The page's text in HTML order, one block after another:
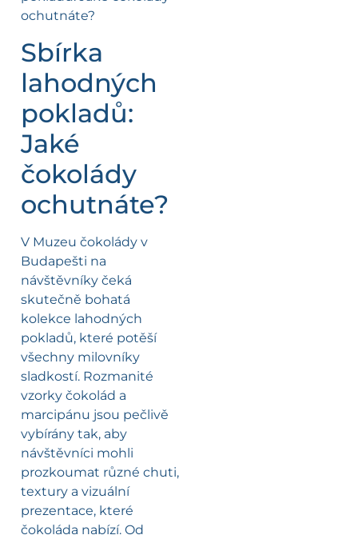
Sbírka
lahodných
pokladů:
Jaké
čokolády
ochutnáte?
V Muzeu čokolády v
Budapešti na
návštěvníky čeká
skutečně bohatá
kolekce lahodných
pokladů, které potěší
všechny milovníky
sladkostí. Rozmanité
vzorky čokolád a
marcipánu jsou pečlivě
vybírány tak, aby
návštěvníci mohli
prozkoumat různé chuti,
textury a vizuální
prezentace, které
čokoláda nabízí. Od